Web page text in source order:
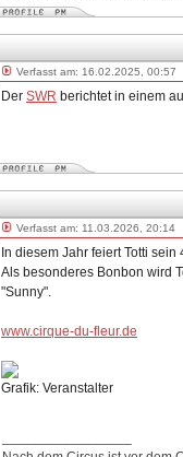
Verfasst am: 16.02.2025, 00:57
Der SWR berichtet in einem
Verfasst am: 11.03.2026, 20:14
In diesem Jahr feiert Totti
Als besonderes Bonbon wird
"Sunny".
www.cirque-du-fleur.de
Grafik: Veranstalter